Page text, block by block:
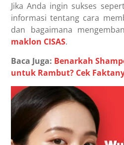
Jika Anda ingin sukses
informasi tentang cara
dan bagaimana
maklon CISAS.
Baca Juga: Benarkah
untuk Rambut? Cek